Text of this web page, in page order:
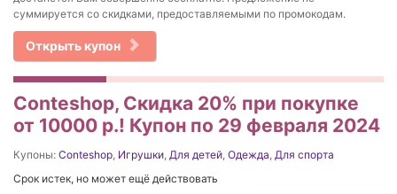
суммируется со скидками, предоставляемыми по промокодам.
Открыть купон
Conteshop, Cкидка 20% при покупке
от 10000 р.! Купон по 29 февраля 2024
Купоны: Conteshop Игрушки Для детей Одежда Для спорта
Срок истек, но может ещё действовать